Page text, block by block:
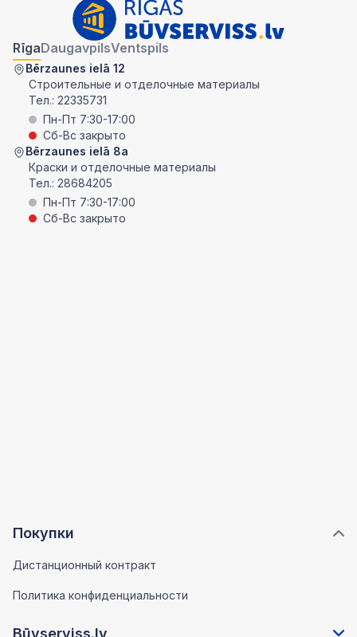
Покупки
Дистанционный контракт
Политика конфиденциальности
Būvserviss.lv
RīgaDaugavpilsVentspils
Bērzaunes ielā 12
Строительные и отделочные материалы
Тел.: 22335731
Пн-Пт 7:30-17:00
Сб-Вс закрыто
Bērzaunes ielā 8a
Краски и отделочные материалы
Тел.: 28684205
Пн-Пт 7:30-17:00
Сб-Вс закрыто